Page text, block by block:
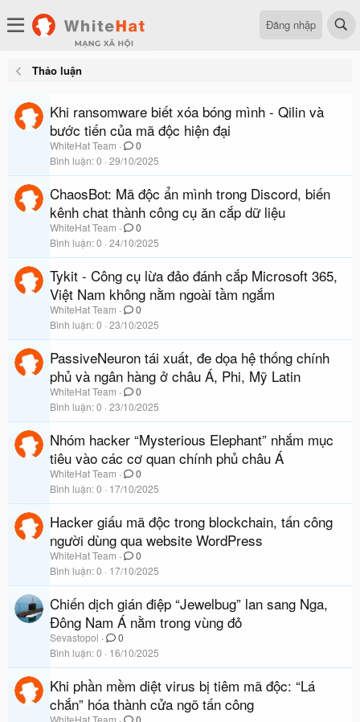
Đăng nhập
Thảo luận
Khi ransomware biết xóa bóng mình - Qilin và
bước tiến của mã độc hiện đại
WhiteHat Team
0
Bình luận 0 29/10/2025
ChaosBot: Mã độc ẩn mình trong Discord, biến
kênh chat thành công cụ ăn cắp dữ liệu
WhiteHat Team
0
Bình luận 0 24/10/2025
Tykit - Công cụ lừa đảo đánh cắp Microsoft 365,
Việt Nam không nằm ngoài tầm ngắm
WhiteHat Team
0
Bình luận 0 23/10/2025
PassiveNeuron tái xuất, đe dọa hệ thống chính
phủ và ngân hàng ở châu Á, Phi, Mỹ Latin
WhiteHat Team
0
Bình luận 0 23/10/2025
Nhóm hacker “Mysterious Elephant” nhắm mục
tiêu vào các cơ quan chính phủ châu Á
WhiteHat Team
0
Bình luận 0 17/10/2025
Hacker giấu mã độc trong blockchain, tấn công
người dùng qua website WordPress
WhiteHat Team
0
Bình luận 0 17/10/2025
Chiến dịch gián điệp “Jewelbug” lan sang Nga,
Đông Nam Á nằm trong vùng đỏ
Sevastopol
0
Bình luận 0 16/10/2025
Khi phần mềm diệt virus bị tiêm mã độc: “Lá
chắn” hóa thành cửa ngõ tấn công
WhiteHat Team
0